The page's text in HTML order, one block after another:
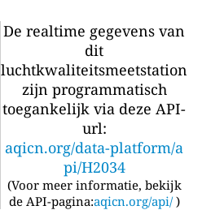
De realtime gegevens van
dit
luchtkwaliteitsmeetstation
zijn programmatisch
toegankelijk via deze API-
url:
aqicn.org/data-platform/a
pi/H2034
(Voor meer informatie, bekijk
de API-pagina:aqicn.org/api/ )